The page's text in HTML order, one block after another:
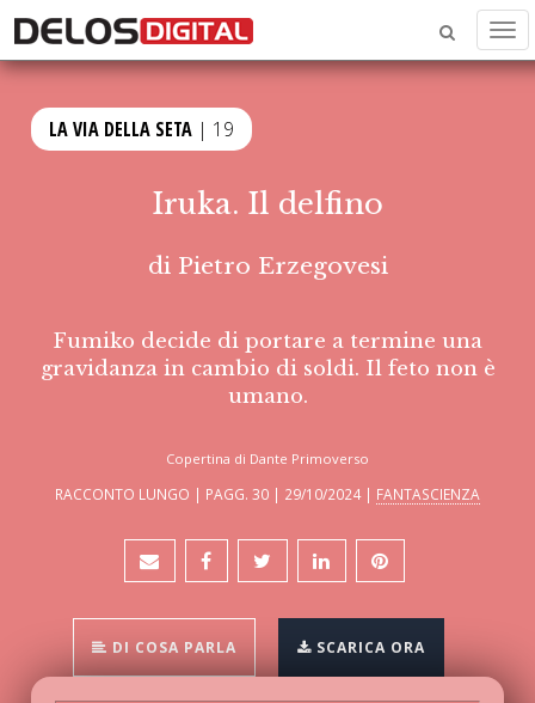
LA VIA DELLA SETA | 19
Iruka. Il delfino
di Pietro Erzegovesi
Fumiko decide di portare a termine una
gravidanza in cambio di soldi. Il feto non è
umano.
Copertina di Dante Primoverso
RACCONTO LUNGO | PAGG. 30 | 29/10/2024 | FANTASCIENZA
DI COSA PARLA SCARICA ORA